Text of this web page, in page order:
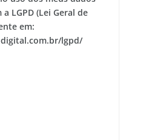
LGPD (Lei Geral de
em:
lgpd/